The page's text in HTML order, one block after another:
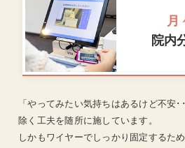
月
院内
「やってみたい気持ちはあるけど不安
除く工夫を随所に施しています。
しかもワイヤーでしっかり固定するた